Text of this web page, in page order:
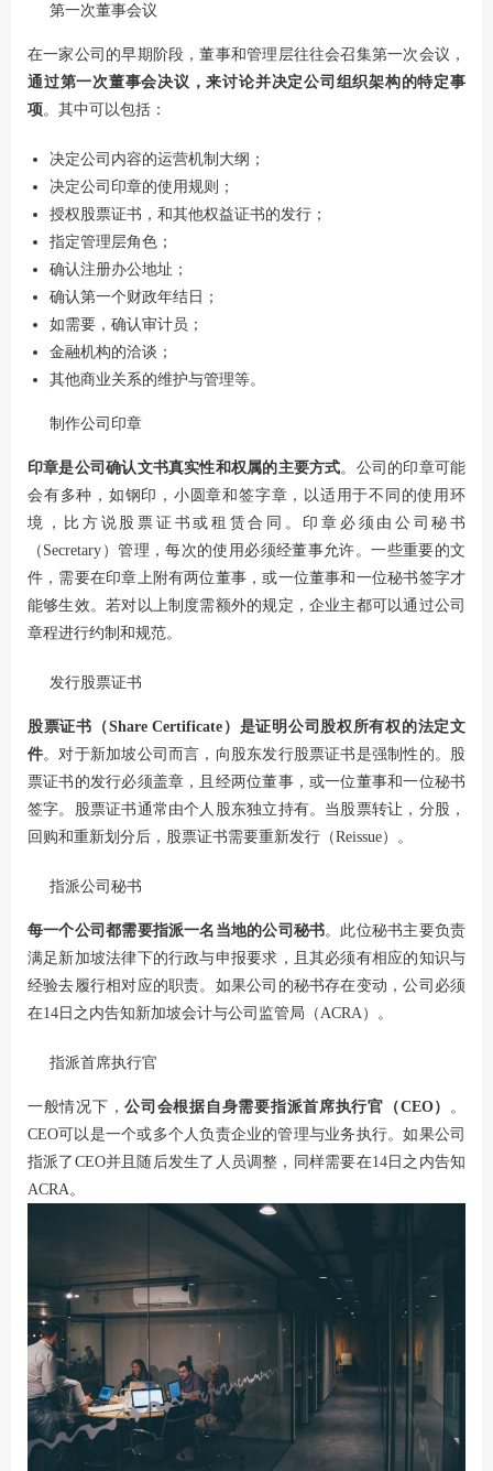
第一次董事会议
在一家公司的早期阶段，董事和管理层往往会召集第一次会议，
通过第一次董事会决议，来讨论并决定公司组织架构的特定事
项。其中可以包括：
决定公司内容的运营机制大纲；
决定公司印章的使用规则；
授权股票证书，和其他权益证书的发行；
指定管理层角色；
确认注册办公地址；
确认第一个财政年结日；
如需要，确认审计员；
金融机构的洽谈；
其他商业关系的维护与管理等。
制作公司印章
印章是公司确认文书真实性和权属的主要方式。公司的印章可能
会有多种，如钢印，小圆章和签字章，以适用于不同的使用环
境，比方说股票证书或租赁合同。印章必须由公司秘书
（Secretary）管理，每次的使用必须经董事允许。一些重要的文
件，需要在印章上附有两位董事，或一位董事和一位秘书签字才
能够生效。若对以上制度需额外的规定，企业主都可以通过公司
章程进行约制和规范。
发行股票证书
股票证书（Share Certificate）是证明公司股权所有权的法定文
件。对于新加坡公司而言，向股东发行股票证书是强制性的。股
票证书的发行必须盖章，且经两位董事，或一位董事和一位秘书
签字。股票证书通常由个人股东独立持有。当股票转让，分股，
回购和重新划分后，股票证书需要重新发行（Reissue）。
指派公司秘书
每一个公司都需要指派一名当地的公司秘书。此位秘书主要负责
满足新加坡法律下的行政与申报要求，且其必须有相应的知识与
经验去履行相对应的职责。如果公司的秘书存在变动，公司必须
在14日之内告知新加坡会计与公司监管局（ACRA）。
指派首席执行官
一般情况下，公司会根据自身需要指派首席执行官（CEO） 。
CEO可以是一个或多个人负责企业的管理与业务执行。如果公司
指派了CEO并且随后发生了人员调整，同样需要在14日之内告知
ACRA。